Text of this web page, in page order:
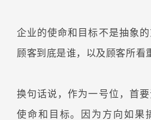
企业的使命和目标不是抽象
顾客到底是谁，以及顾客所看
换句话说，作为一号位，首
使命和目标。因为方向如果